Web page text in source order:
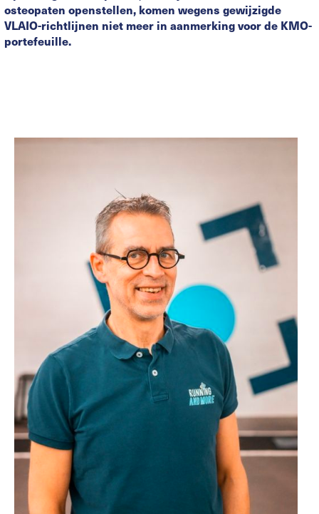
osteopaten openstellen, komen wegens gewijzigde
VLAIO-richtlijnen niet meer in aanmerking voor de KMO-
portefeuille.